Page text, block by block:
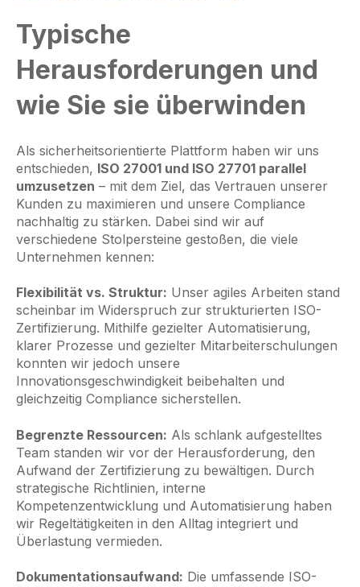
Typische
Herausforderungen und
wie Sie sie überwinden
Als sicherheitsorientierte Plattform haben wir uns
entschieden, ISO 27001 und ISO 27701 parallel
umzusetzen – mit dem Ziel, das Vertrauen unserer
Kunden zu maximieren und unsere Compliance
nachhaltig zu stärken. Dabei sind wir auf
verschiedene Stolpersteine gestoßen, die viele
Unternehmen kennen:
Flexibilität vs. Struktur: Unser agiles Arbeiten stand
scheinbar im Widerspruch zur strukturierten ISO-
Zertifizierung. Mithilfe gezielter Automatisierung,
klarer Prozesse und gezielter Mitarbeiterschulungen
konnten wir jedoch unsere
Innovationsgeschwindigkeit beibehalten und
gleichzeitig Compliance sicherstellen.
Begrenzte Ressourcen: Als schlank aufgestelltes
Team standen wir vor der Herausforderung, den
Aufwand der Zertifizierung zu bewältigen. Durch
strategische Richtlinien, interne
Kompetenzentwicklung und Automatisierung haben
wir Regeltätigkeiten in den Alltag integriert und
Überlastung vermieden.
Dokumentationsaufwand: Die umfassende ISO-